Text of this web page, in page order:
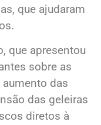
que ajudaram
que apresentou
sobre as
das
das geleiras
diretos à